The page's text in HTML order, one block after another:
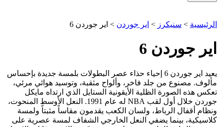
الرئيسية > سنيكرز > اير جوردن > اير جوردن 6
اير جوردن 6
يعيد اير جوردن 6 إحياء حذاء عصر البطولات بلمسة جديدة بإحساس
مألوف. مصنوع من جلد فاخر، وألواح مثقبة، وتوسيد هوائي مرئي،
تعكس هذه الصورة الظلية الأيقونية الستايل الذي ارتداه مايكل
جوردن خلال أول لقب NBA له عام 1991. النعل الأوسط المنحوت،
ونظام أقفال الرباط، ولسان الكعب يقدمون مقاساً مثبتاً ولمسة
كلاسيكية، بينما يضفي النعل الخارجي الشفاف لمسة عصرية على